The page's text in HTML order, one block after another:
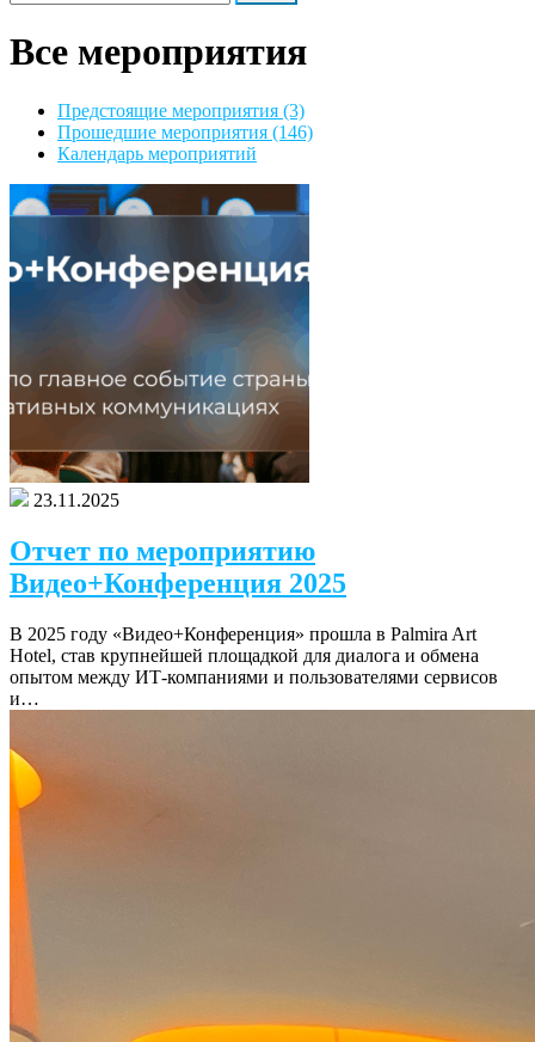
Все мероприятия
Предстоящие мероприятия (3)
Прошедшие мероприятия (146)
Календарь мероприятий
23.11.2025
Отчет по мероприятию
Видео+Конференция 2025
В 2025 году «Видео+Конференция» прошла в Palmira Art
Hotel, став крупнейшей площадкой для диалога и обмена
опытом между ИТ‑компаниями и пользователями сервисов
и…